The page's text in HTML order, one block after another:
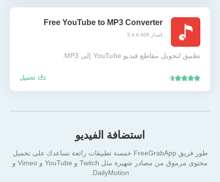
Free YouTube to MP3 Converter
إصدار 5.4.6.408
تطبيق لتحويل مقاطع فيديو YouTube إلى MP3.
تحميل
استضافة الفيديو
طور فريق FreeGrabApp خمسة تطبيقات رائعة تساعدك على تحميل
محتوى مرموق من مصادر شهيرة مثل Twitch و YouTube و Vimeo و
DailyMotion.